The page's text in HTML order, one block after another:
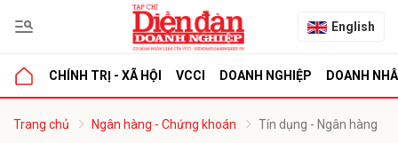
English
CHÍNH TRỊ - XÃ HỘI VCCI DOANH NGHIỆP DOANH
Trang chủ Ngân hàng - Chứng khoán Tín dụng - Ngân hàng
luận